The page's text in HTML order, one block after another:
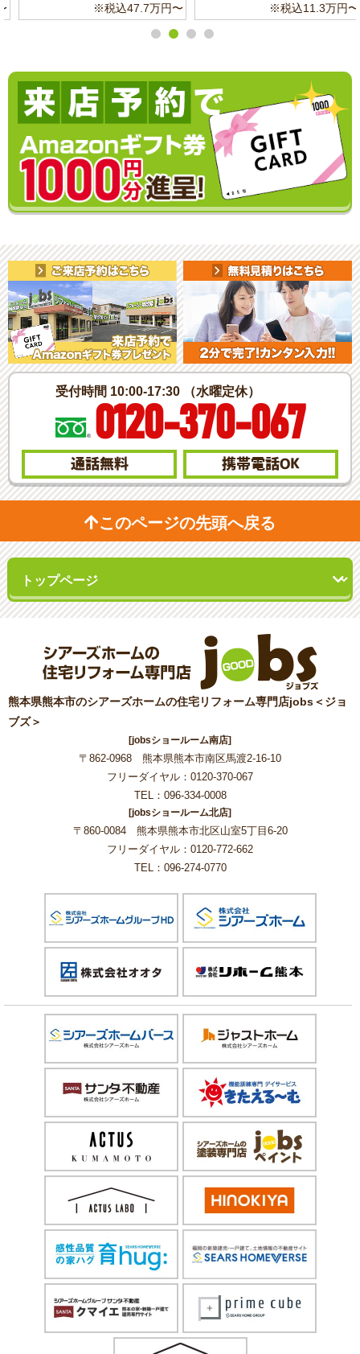
※税込11.3万円〜 ※税込6.8万円〜
受付時間 10:00-17:30 （水曜定休）
0120-370-067
通話無料 携帯電話OK
このページの先頭へ戻る
熊本県熊本市のシアーズホームの住宅リフォーム専門店jobs＜ジョ
ブズ＞
[jobsショールーム南店]
〒862-0968 熊本県熊本市南区馬渡2-16-10
フリーダイヤル：0120-370-067
TEL：096-334-0008
[jobsショールーム北店]
〒860-0084 熊本県熊本市北区山室5丁目6-20
フリーダイヤル：0120-772-662
TEL：096-274-0770